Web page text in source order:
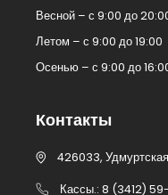
Весной – с 9:00 до
Летом – с 9:00 до 19:00
Осенью – с 9:00 до
Контакты
426033,
Кассы.: 8 (3412)